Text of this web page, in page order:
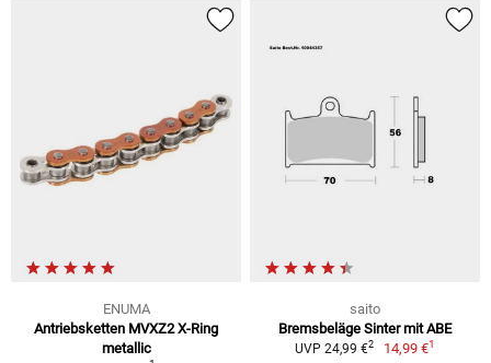
ENUMA
Antriebsketten MVXZ2 X-Ring
metallic
saito
Bremsbeläge Sinter mit ABE
UVP 24,99 €2 14,99 €1